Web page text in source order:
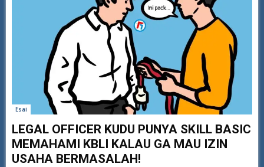
Esai
LEGAL OFFICER KUDU PUNYA SKILL BASIC
MEMAHAMI KBLI KALAU GA MAU IZIN
USAHA BERMASALAH!